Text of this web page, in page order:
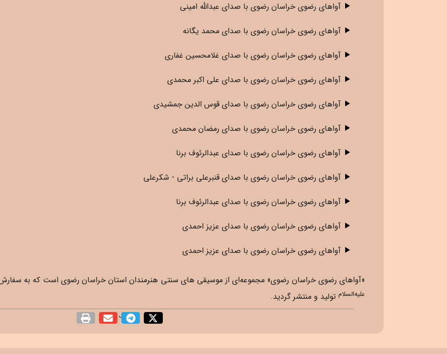
آواهای رضوی خراسان رضوی با صدای عبدالله امینی
آواهای رضوی خراسان رضوی با صدای محمد یگانه
آواهای رضوی خراسان رضوی با صدای غلامحسین غفاری
آواهای رضوی خراسان رضوی با صدای علی اکبر محمدی
آواهای رضوی خراسان رضوی با صدای قوس الدین جمشیدی
آواهای رضوی خراسان رضوی با صدای رمضان محمدی
آواهای رضوی خراسان رضوی با صدای عبدالرئوف برنا
آواهای رضوی خراسان رضوی با صدای قنبرعلی براتی - شکرعلی
آواهای رضوی خراسان رضوی با صدای عبدالرئوف برنا
آواهای رضوی خراسان رضوی با صدای عزیز احمدی
آواهای رضوی خراسان رضوی با صدای عزیز احمدی
«آواهای رضوی خراسان رضوی» مجموعه‌ای از موسیقی ‎‌های سنتی هنرمندان استان خراسان رضوی است که به سفارش بنیاد بین‌المللی فرهنگی هنری امام رضا
علیه‌السلام تولید و منتشر گردید.
اشتراک گذاری